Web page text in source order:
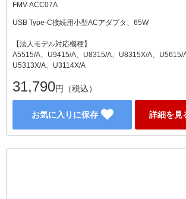
FMV-ACC07A
USB Type-C接続用小型ACアダプタ、65W
【法人モデル対応機種】
A5515/A、U9415/A、U8315/A、U8315X/A、U5615/
U5313X/A、U3114X/A
31,790円（税込）
お気に入りに保存 詳細を見